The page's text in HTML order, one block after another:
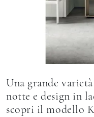
Una grande
notte e design in
scopri il modello